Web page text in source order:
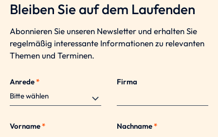
Bleiben Sie auf dem Laufenden
Abonnieren Sie unseren Newsletter und erhalten Sie
regelmäßig interessante Informationen zu relevanten
Themen und Terminen.
Anrede* Firma
Vorname* Nachname*